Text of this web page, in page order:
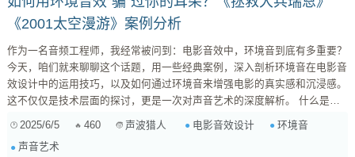
《2001太空漫游》案例分析
作为一名音频工程师，我经常被问到：电影音效中，环境音到底有多重要？
今天，咱们就来聊聊这个话题，用一些经典案例，深入剖析环境音在电影音
效设计中的运用技巧，以及如何通过环境音来增强电影的真实感和沉浸感。
这不仅仅是技术层面的探讨，更是一次对声音艺术的深度解析。 什么是电
元素。它包括自然环境音（如风声、雨声、鸟鸣）、城市环境音（如车流
声、人声喧嚣、建筑工地噪音）以及特定场所的环境音（如咖啡馆的背景音
2025/6/5 460 声波猎人 电影音效设计
环境音
声音艺术